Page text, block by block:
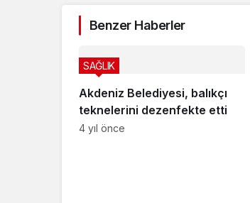
Benzer Haberler
Akdeniz Belediyesi, balıkçı
teknelerini dezenfekte etti
SAĞLIK
4 yıl önce